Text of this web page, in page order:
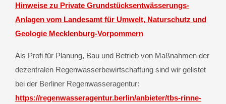
Hinweise zu Private Grundstücksentwässerungs-
Anlagen vom Landesamt für Umwelt, Naturschutz und
Geologie Mecklenburg-Vorpommern
Als Profi für Planung, Bau und Betrieb von Maßnahmen der
dezentralen Regenwasserbewirtschaftung sind wir gelistet
bei der Berliner Regenwasseragentur:
https://regenwasseragentur.berlin/anbieter/tbs-rinne-